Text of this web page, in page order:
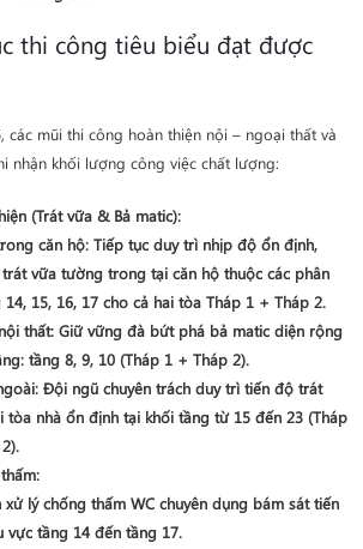
thi công tiêu biểu đạt được
các mũi thi công hoàn thiện nội – ngoại thất và
nhận khối lượng công việc chất lượng:
(Trát vữa & Bả matic):
căn hộ: Tiếp tục duy trì nhịp độ ổn định,
vữa tường trong tại căn hộ thuộc các phân
14, 15, 16, 17 cho cả hai tòa Tháp 1 + Tháp 2.
thất: Giữ vững đà bứt phá bả matic diện rộng
tầng 8, 9, 10 (Tháp 1 + Tháp 2).
: Đội ngũ chuyên trách duy trì tiến độ trát
tòa nhà ổn định tại khối tầng từ 15 đến 23 (Tháp
.
:
xử lý chống thấm WC chuyên dụng bám sát tiến
vực tầng 14 đến tầng 17.